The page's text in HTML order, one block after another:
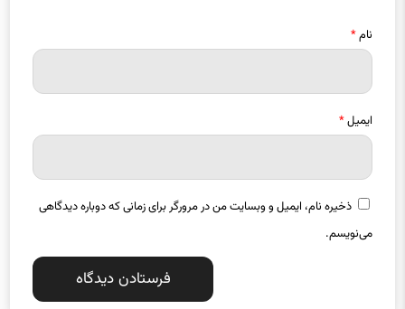
ایمیل*
ذخیره نام، ایمیل و وبسایت من در مرورگر برای زمانی که دوباره دیدگاهی
می‌نویسم.